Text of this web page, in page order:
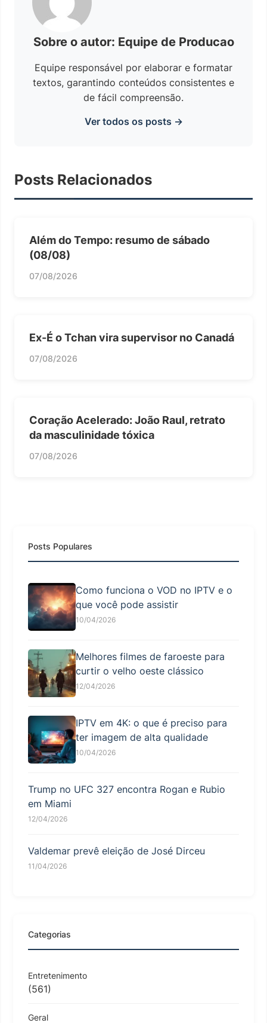
Sobre o autor: Equipe de Producao
Equipe responsável por elaborar e formatar
textos, garantindo conteúdos consistentes e
de fácil compreensão.
Ver todos os posts →
Posts Relacionados
Além do Tempo: resumo de sábado
(08/08)
07/08/2026
Ex-É o Tchan vira supervisor no Canadá
07/08/2026
Coração Acelerado: João Raul, retrato
da masculinidade tóxica
07/08/2026
Posts Populares
Como funciona o VOD no IPTV e o
que você pode assistir
10/04/2026
Melhores filmes de faroeste para
curtir o velho oeste clássico
12/04/2026
IPTV em 4K: o que é preciso para
ter imagem de alta qualidade
10/04/2026
Trump no UFC 327 encontra Rogan e Rubio
em Miami
12/04/2026
Valdemar prevê eleição de José Dirceu
11/04/2026
Categorias
Entretenimento
(561)
Geral